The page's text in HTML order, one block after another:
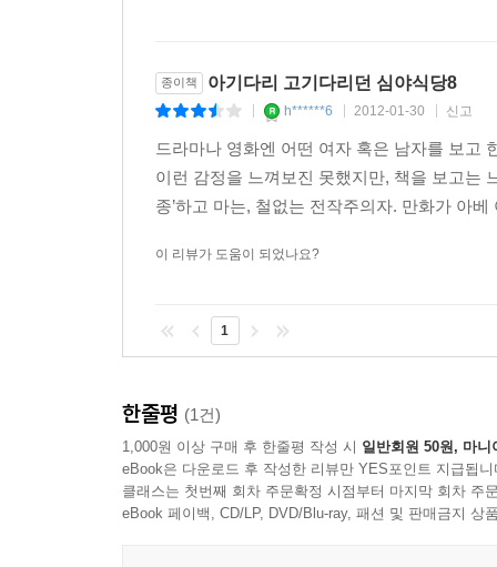
종이책 아기다리 고기다리던 심야식당8
h******6 2012-01-30 신고
드라마나 영화엔 어떤 여자 혹은 남자를 보고
이런 감정을 느껴보진 못했지만, 책을 보고는
종’하고 마는, 철없는 전작주의자. 만화가 아
이 리뷰가 도움이 되었나요?
1
한줄평 (1건)
1,000원 이상 구매 후 한줄평 작성 시 일반회원 50원, 마니
eBook은 다운로드 후 작성한 리뷰만 YES포인트 지급됩니
클래스는 첫번째 회차 주문확정 시점부터 마지막 회차 주
eBook 페이백, CD/LP, DVD/Blu-ray, 패션 및 판매금지 상